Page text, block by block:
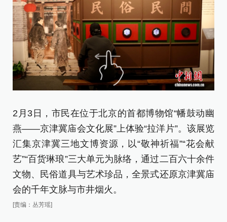
2月3日，市民在位于北京的首都博物馆“幡鼓动幽
燕——京津冀庙会文化展”上体验“拉洋片”。该展览
汇集京津冀三地文博资源，以“敬神祈福”“花会献
艺”“百货琳琅”三大单元为脉络，通过二百六十余件
文物、民俗道具与艺术珍品，全景式还原京津冀庙
会的千年文脉与市井烟火。
[责编：丛芳瑶]